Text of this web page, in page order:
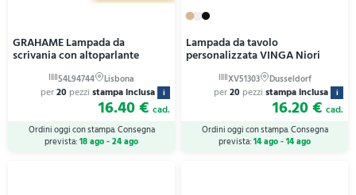
GRAHAME Lampada da
scrivania con altoparlante
per20 pezzi stampa inclusa i
16.40 € cad.
Ordini oggi con stampa. Consegna
prevista:18 ago - 24 ago
Lampada da tavolo
personalizzata VINGA Niori
per20 pezzi stampa inclusa i
16.20 € cad.
Ordini oggi con stampa. Consegna
prevista:14 ago - 14 ago